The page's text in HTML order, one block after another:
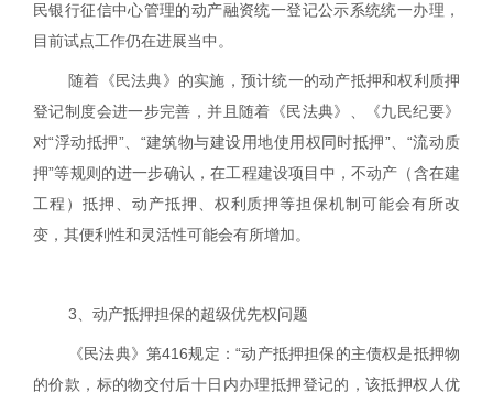
民银行征信中心管理的动产融资统一登记公示系统统一办理，
目前试点工作仍在进展当中。
随着《民法典》的实施，预计统一的动产抵押和权利质押
登记制度会进一步完善，并且随着《民法典》、《九民纪要》
对“浮动抵押”、“建筑物与建设用地使用权同时抵押”、“流动质
押”等规则的进一步确认，在工程建设项目中，不动产（含在建
工程）抵押、动产抵押、权利质押等担保机制可能会有所改
变，其便利性和灵活性可能会有所增加。
3 、动产抵押担保的超级优先权问题
《民法典》第416规定：“动产抵押担保的主债权是抵押物
的价款，标的物交付后十日内办理抵押登记的，该抵押权人优